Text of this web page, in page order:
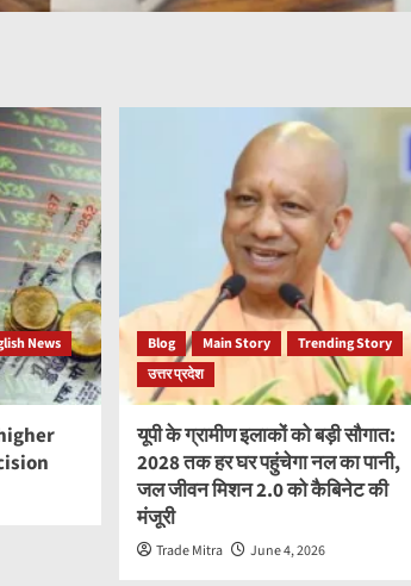
News
Blog Main Story
Trending Story
उत्तर प्रदेश
यूपी के ग्रामीण इलाकों को बड़ी सौगात:
2028 तक हर घर पहुंचेगा नल का पानी,
जल जीवन मिशन 2.0 को कैबिनेट की
मंजूरी
Trade Mitra June 4, 2026